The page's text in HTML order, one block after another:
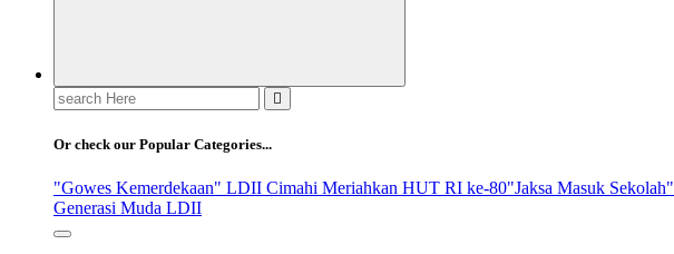
Search
for:
Or check our Popular Categories...
"Gowes Kemerdekaan" LDII Cimahi Meriahkan HUT RI ke-80"Jaksa Masuk Sekolah"
Generasi Muda LDII